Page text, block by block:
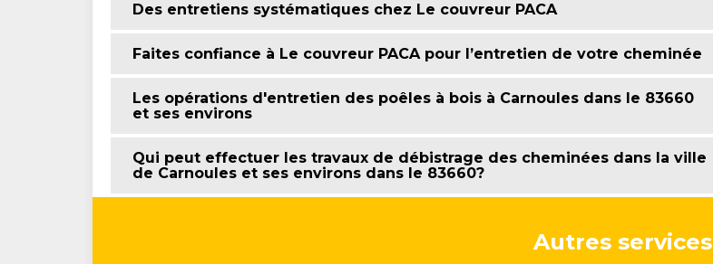
Des entretiens systématiques chez Le couvreur PACA
Faites confiance à Le couvreur PACA pour l’entretien de votre cheminée
Les opérations d'entretien des poêles à bois à Carnoules dans le 83660
et ses environs
Qui peut effectuer les travaux de débistrage des cheminées dans la ville
de Carnoules et ses environs dans le 83660?
Autres services